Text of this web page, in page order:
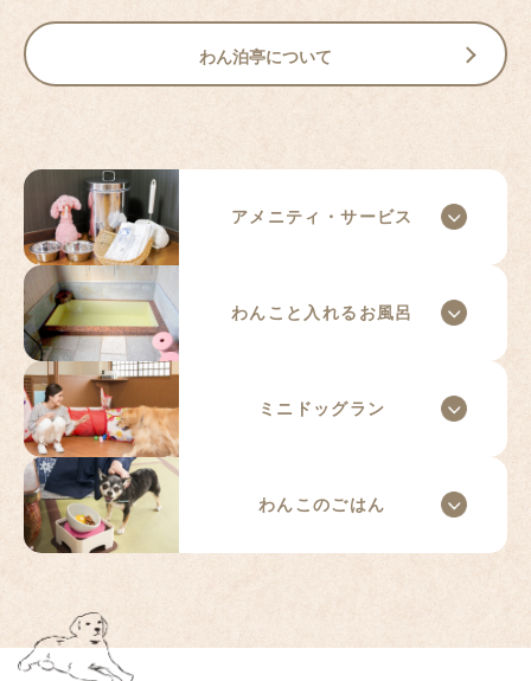
わん泊亭について
アメニティ・サービス​
わんこと入れる お風呂​
ミニ ドッグラン​
わんこのごはん​